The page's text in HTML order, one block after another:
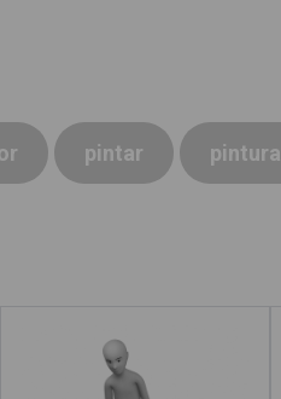
pintar pintura
Desvestir